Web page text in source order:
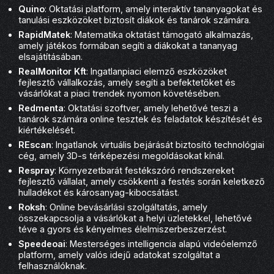
Quino: Oktatási platform, amely interaktív tananyagokat és
tanulási eszközöket biztosít diákok és tanárok számára.
RapidMatek: Matematika oktatást támogató alkalmazás,
amely játékos formában segíti a diákokat a tananyag
elsajátításában.
RealMonitor Kft: Ingatlanpiaci elemző eszközöket
fejlesztő vállalkozás, amely segíti a befektetőket és
vásárlókat a piaci trendek nyomon követésében.
Redmenta: Oktatási szoftver, amely lehetővé teszi a
tanárok számára online tesztek és feladatok készítését és
kiértékelését.
REscan: Ingatlanok virtuális bejárását biztosító technológiai
cég, amely 3D-s térképezési megoldásokat kínál.
Respray: Környezetbarát festékszóró rendszereket
fejlesztő vállalat, amely csökkenti a festés során keletkező
hulladékot és károsanyag-kibocsátást.
Roksh: Online bevásárlási szolgáltatás, amely
összekapcsolja a vásárlókat a helyi üzletekkel, lehetővé
téve a gyors és kényelmes élelmiszerbeszerzést.
Speedeoai: Mesterséges intelligencia alapú videóelemző
platform, amely valós idejű adatokat szolgáltat a
felhasználóknak.